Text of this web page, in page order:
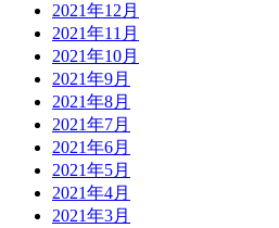
2021年12月
2021年11月
2021年10月
2021年9月
2021年8月
2021年7月
2021年6月
2021年5月
2021年4月
2021年3月